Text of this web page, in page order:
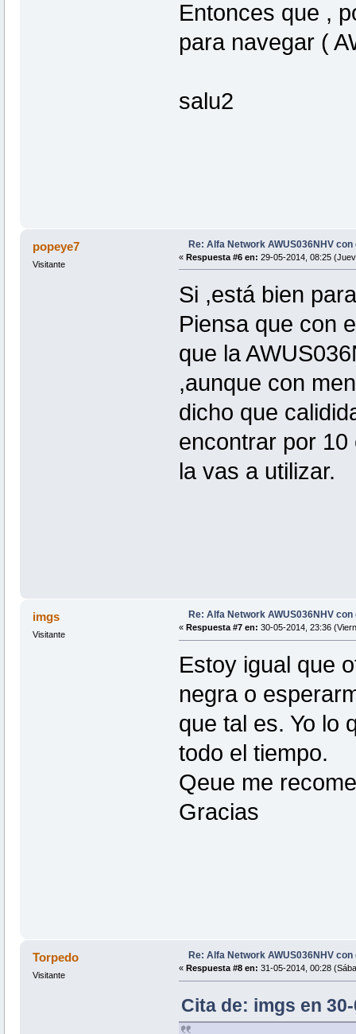
Entonces que ,
para navegar (
salu2
popeye7
Visitante
Re: Alfa Network AWUS036NHV
« Respuesta #6 en: 29-05-2014, 08:25
Si ,está bien
Piensa que con
que la
,aunque con
dicho que
encontrar por
la vas a utilizar.
imgs
Visitante
Re: Alfa Network AWUS036NHV
« Respuesta #7 en: 30-05-2014, 23:36
Estoy igual que
negra o
que tal es. Yo lo
todo el tiempo.
Qeue me
Gracias
Torpedo
Visitante
Re: Alfa Network AWUS036NHV
« Respuesta #8 en: 31-05-2014, 00:28
Cita de: imgs en